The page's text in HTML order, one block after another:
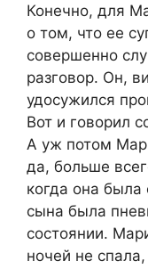
Конечно, для
о том, что ее
совершенно
разговор. Он,
удосужился
Вот и говорил
А уж потом
да, больше
когда она была
сына была
состоянии.
ночей не